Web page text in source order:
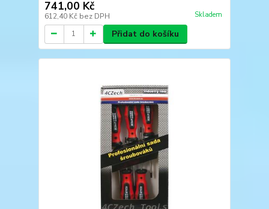
741,00 Kč
612,40 Kč bez DPH Skladem
Přidat do košíku